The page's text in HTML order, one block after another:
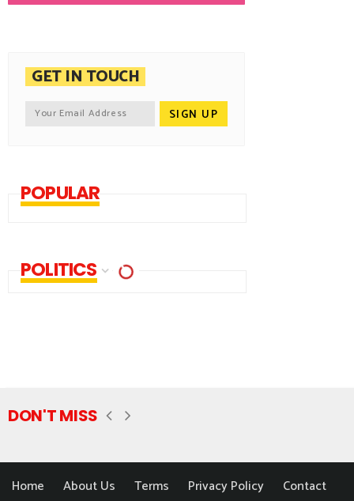
GET IN TOUCH
POPULAR
POLITICS
DON'T MISS
Home About Us Terms Privacy Policy Contact